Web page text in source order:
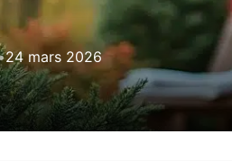
24 mars 2026